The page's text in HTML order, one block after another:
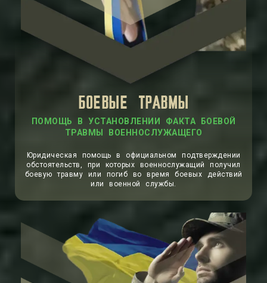
БОЕВЫЕ ТРАВМЫ
ПОМОЩЬ В УСТАНОВЛЕНИИ ФАКТА БОЕВОЙ
ТРАВМЫ ВОЕННОСЛУЖАЩЕГО
Юридическая помощь в официальном подтверждении
обстоятельств, при которых военнослужащий получил
боевую травму или погиб во время боевых действий
или военной службы.